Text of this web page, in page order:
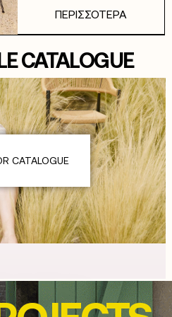
ΠΕΡΙΣΣΟΤΕΡΑ
CATALOGUE
CATALOGUE